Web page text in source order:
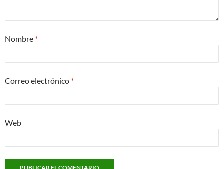
Nombre *
Correo electrónico *
Web